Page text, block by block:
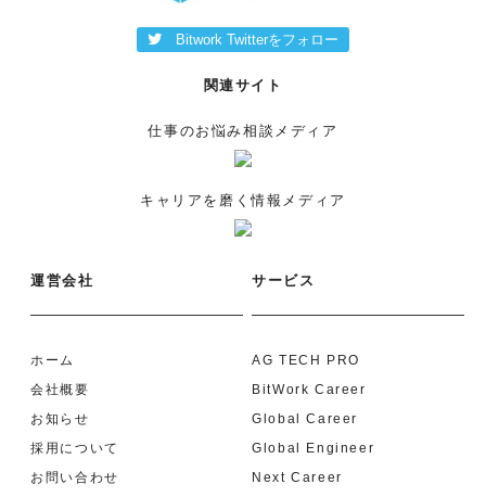
Bitwork Twitterをフォロー
関連サイト
仕事のお悩み相談メディア
キャリアを磨く情報メディア
運営会社
ホーム
会社概要
お知らせ
採用について
お問い合わせ
サービス
AG TECH PRO
BitWork Career
Global Career
Global Engineer
Next Career